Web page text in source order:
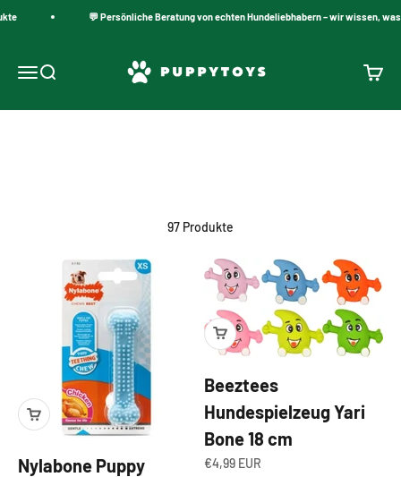
💬 Persönliche Beratung von echten Hundeliebhabern – wir wissen, was
Navigationsmenü öffnen
Suche öffnen
PuppyToys.nl
97 Produkte
Nylabone Puppy
Beeztees
Hundespielzeug Yari
Bone 18 cm
Angebot
€4,99 EUR